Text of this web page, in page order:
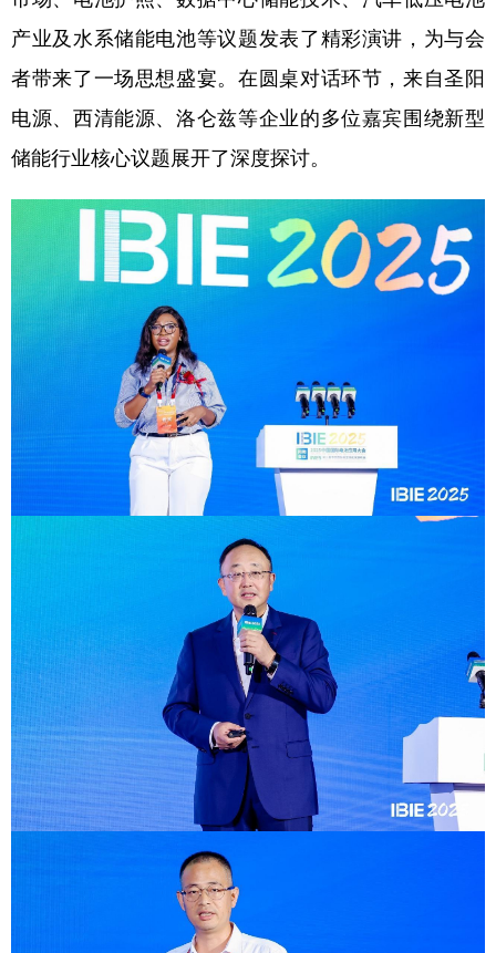
产业及水系储能电池等议题发表了精彩演讲，为与会
者带来了一场思想盛宴。在圆桌对话环节，来自圣阳
电源、西清能源、洛仑兹等企业的多位嘉宾围绕新型
储能行业核心议题展开了深度探讨。